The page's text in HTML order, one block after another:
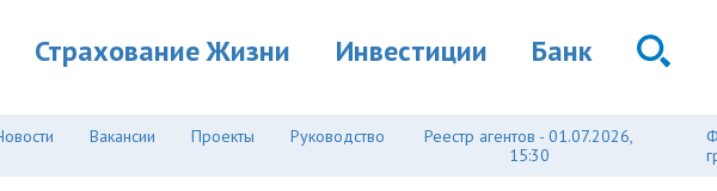
Страхование Жизни Инвестиции Банк
Вакансии Проекты Руководство
Реестр агентов - 01.07.2026,
15:30